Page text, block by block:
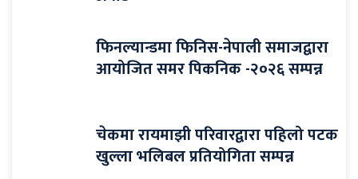
फिनल्यान्डमा फिनिस-नेपाली समाजद्वारा
आयोजित समर पिकनिक -२०२६ सम्पन्न
चेकमा रायमाझी परिवारद्वारा पहिलो पटक
खुल्ला भलिबल प्रतियोगिता सम्पन्न